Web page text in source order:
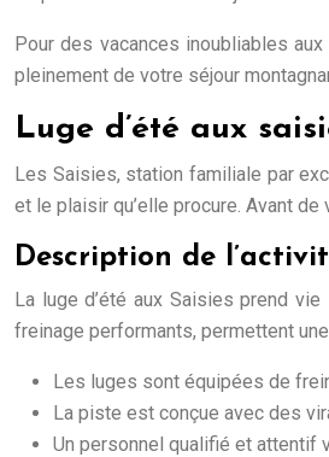
Pour des vacances inoubliables
pleinement de votre séjour
Luge d’été aux
Les Saisies, station familiale par
et le plaisir qu’elle procure. Avant
Description de
La luge d’été aux Saisies prend
freinage performants, permettent
Les luges sont équipées de
La piste est conçue avec des
Un personnel qualifié et attentif